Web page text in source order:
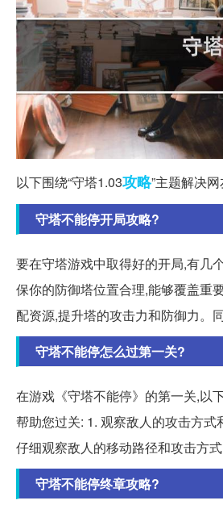
以下围绕“守塔1.03攻略”主题解决
守塔不能停开局攻略?
要在守塔游戏中取得好的开局,有几
保你的防御塔位置合理,能够覆盖重
配资源,提升塔的攻击力和防御力。
守塔不能停怎么过第一关?
在游戏《守塔不能停》的第一关,以
帮助您过关: 1. 观察敌人的攻击方式
仔细观察敌人的移动路径和攻击方式
守塔不能停终章攻略?